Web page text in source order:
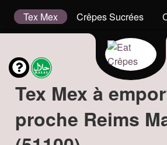
Tex Mex Crêpes Sucrées
Tex Mex à
proche Reims